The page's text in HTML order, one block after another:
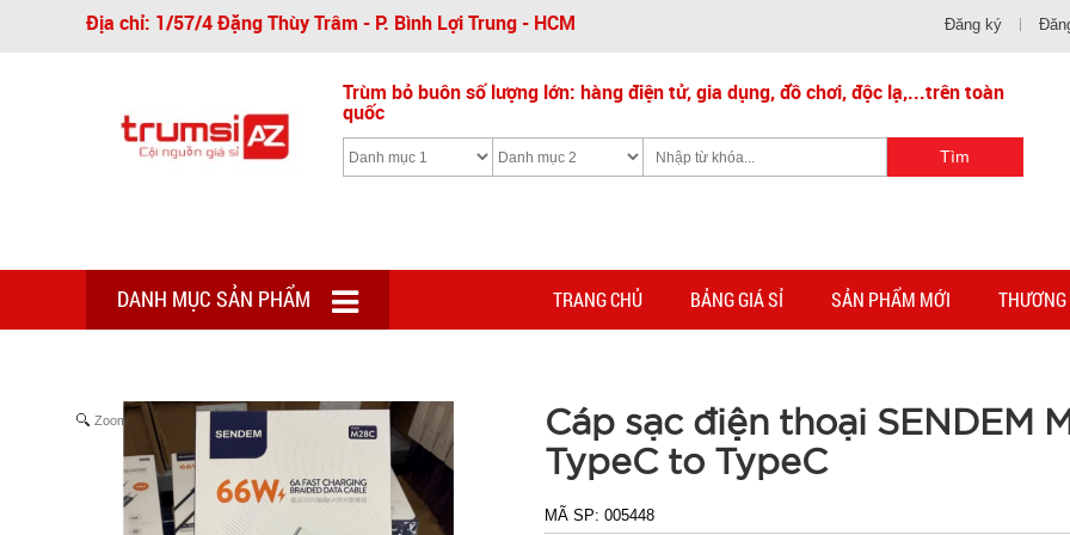
Địa chỉ: 1/57/4 Đặng Thùy Trâm - P. Bình Lợi Trung - HCM Đăng ký
Trùm bỏ buôn số lượng lớn: hàng điện tử, gia dụng, đồ chơi, độc lạ,...trên toàn
quốc
DANH MỤC SẢN PHẨM TRANG CHỦ BẢNG GIÁ SỈ SẢN PHẨM MỚI
Zoom
Cáp sạc điện thoại SENDEM
TypeC to TypeC
MÃ SP:005448